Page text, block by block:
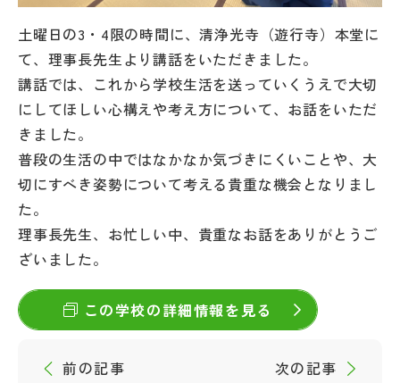
特集
NettyLandかわら版
その他
お問い合わせ
個人情報保護方針
土曜日の3・4限の時間に、清浄光寺（遊行寺）本堂に
て、理事長先生より講話をいただきました。
講話では、これから学校生活を送っていくうえで大切
にしてほしい心構えや考え方について、お話をいただ
きました。
普段の生活の中ではなかなか気づきにくいことや、大
切にすべき姿勢について考える貴重な機会となりまし
た。
理事長先生、お忙しい中、貴重なお話をありがとうご
ざいました。
この学校の詳細情報を見る
前の記事
次の記事